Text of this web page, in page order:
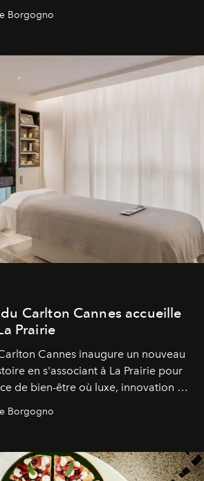
dans les coulisses d'un phénomène
Borgogno
Carlton Cannes accueille
Prairie
Cannes inaugure un nouveau
en s'associant à La Prairie pour
de bien-être où luxe, innovation et
Borgogno